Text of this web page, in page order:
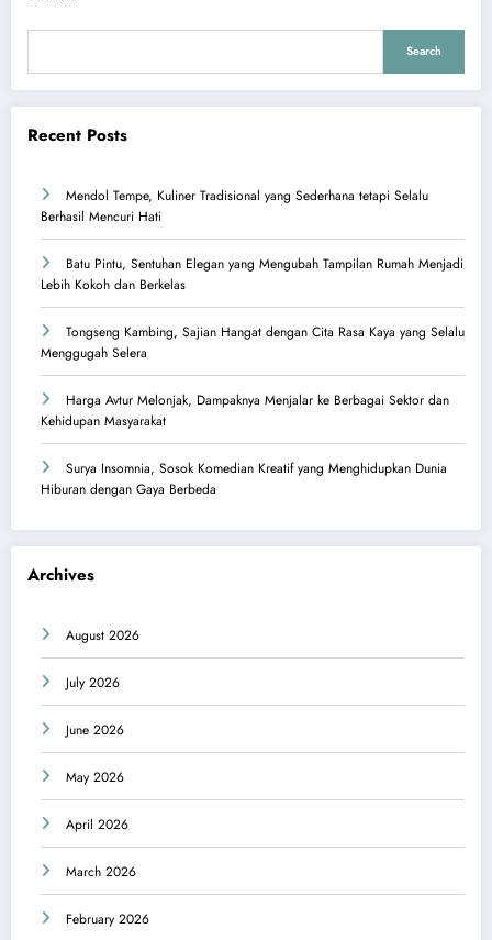
Search
Recent Posts
Mendol Tempe, Kuliner Tradisional yang Sederhana tetapi Selalu
Berhasil Mencuri Hati
Batu Pintu, Sentuhan Elegan yang Mengubah Tampilan Rumah Menjadi
Lebih Kokoh dan Berkelas
Tongseng Kambing, Sajian Hangat dengan Cita Rasa Kaya yang Selalu
Menggugah Selera
Harga Avtur Melonjak, Dampaknya Menjalar ke Berbagai Sektor dan
Kehidupan Masyarakat
Surya Insomnia, Sosok Komedian Kreatif yang Menghidupkan Dunia
Hiburan dengan Gaya Berbeda
Archives
August 2026
July 2026
June 2026
May 2026
April 2026
March 2026
February 2026